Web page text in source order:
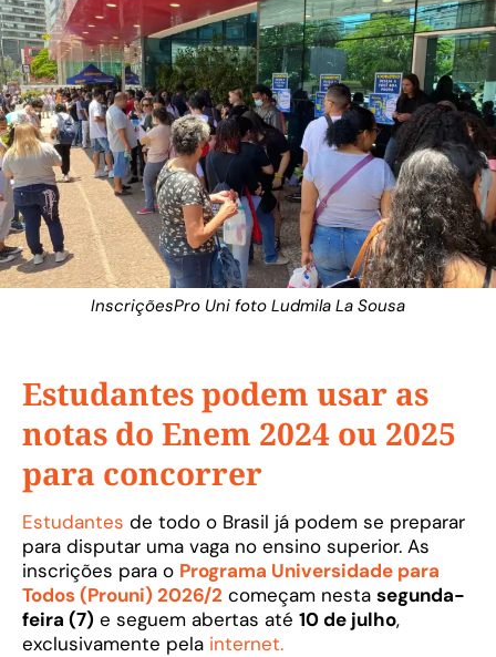
InscriçõesPro Uni foto Ludmila La Sousa
Estudantes podem usar as
notas do Enem 2024 ou 2025
para concorrer
Estudantes de todo o Brasil já podem se preparar
para disputar uma vaga no ensino superior. As
inscrições para o Programa Universidade para
Todos (Prouni) 2026/2 começam nesta segunda-
feira (7) e seguem abertas até 10 de julho,
exclusivamente pela internet.